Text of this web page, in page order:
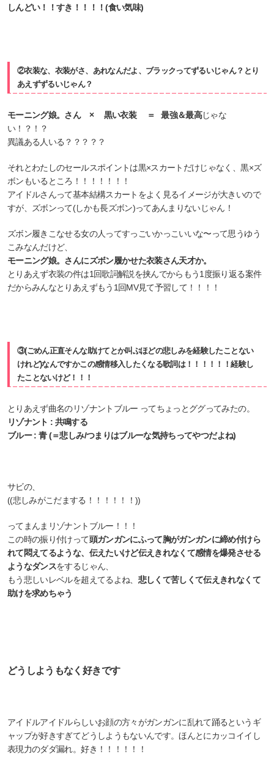
しんどい！！すき！！！！(食い気味)
②衣装な、衣装がさ、あれなんだよ、ブラックってずるいじゃん？とり
あえずずるいじゃん？
モーニング娘。さん × 黒い衣装 ＝ 最強＆最高じゃな
い！？！？
異議ある人いる？？？？？
それとわたしのセールスポイントは黒×スカートだけじゃなく、黒×ズ
ボンもいるところ！！！！！！！
アイドルさんって基本結構スカートをよく見るイメージが大きいので
すが、ズボンって(しかも長ズボン)ってあんまりないじゃん！
ズボン履きこなせる女の人ってすっごいかっこいいな〜って思うゆう
こみなんだけど、
モーニング娘。さんにズボン履かせた衣装さん天才か。
とりあえず衣装の件は1回歌詞解説を挟んでからもう1度振り返る案件
だからみんなとりあえずもう1回MV見て予習して！！！！
③(ごめん正直そんな助けてとか叫ぶほどの悲しみを経験したことない
けれど)なんですかこの感情移入したくなる歌詞は！！！！！！経験し
たことないけど！！！
とりあえず曲名のリゾナントブルー ってちょっとググってみたの。
リゾナント : 共鳴する
ブルー : 青 (＝悲しみ/つまりはブルーな気持ちってやつだよね)
サビの、
((悲しみがこだまする！！！！！！))
ってまんまリゾナントブルー！！！
この時の振り付けって頭ガンガンにふって胸がガンガンに締め付けら
れて悶えてるような、伝えたいけど伝えきれなくて感情を爆発させる
ようなダンスをするじゃん、
もう悲しいレベルを超えてるよね、 悲しくて苦しくて伝えきれなくて
助けを求めちゃう
どうしようもなく好きです
アイドルアイドルらしいお顔の方々がガンガンに乱れて踊るというギ
ャップが好きすぎてどうしようもないんです。ほんとにカッコイイし
表現力のダダ漏れ。好き！！！！！！